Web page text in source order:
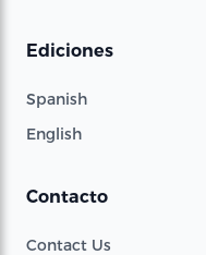
Ediciones
Spanish
English
Contacto
Contact Us